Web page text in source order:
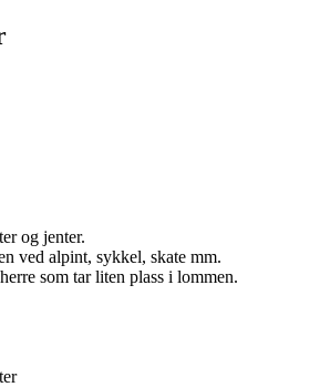
og jenter.
ved alpint, sykkel, skate mm.
som tar liten plass i lommen.